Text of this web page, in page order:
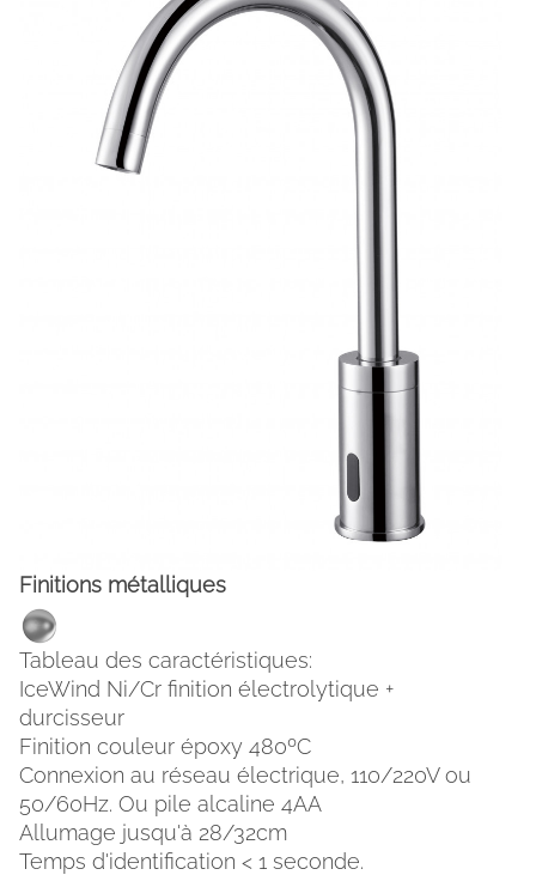
FACEBOOK
Finitions métalliques
Tableau des caractéristiques:
IceWind Ni/Cr finition électrolytique +
durcisseur
Finition couleur époxy 480ºC
Connexion au réseau électrique, 110/220V ou
50/60Hz. Ou pile alcaline 4AA
Allumage jusqu'à 28/32cm
Temps d'identification < 1 seconde.